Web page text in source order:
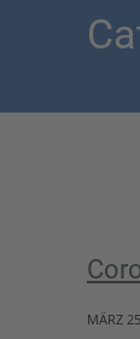
MÄRZ